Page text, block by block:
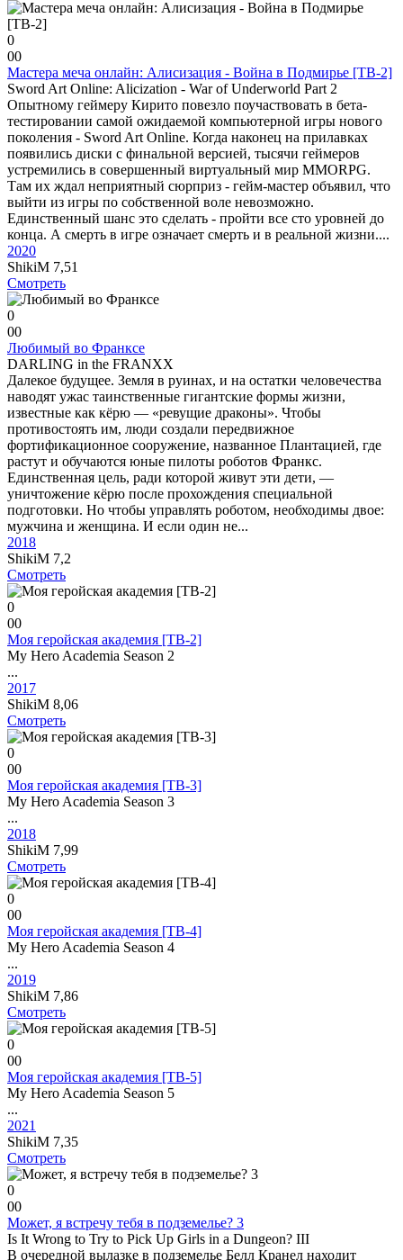
0
00
Мастера меча онлайн: Алисизация - Война в Подмирье [ТВ-2]
Sword Art Online: Alicization - War of Underworld Part 2
Опытному геймеру Кирито повезло поучаствовать в бета-
тестировании самой ожидаемой компьютерной игры нового
поколения - Sword Art Online. Когда наконец на прилавках
появились диски с финальной версией, тысячи геймеров
устремились в совершенный виртуальный мир MMORPG.
Там их ждал неприятный сюрприз - гейм-мастер объявил, что
выйти из игры по собственной воле невозможно.
Единственный шанс это сделать - пройти все сто уровней до
конца. А смерть в игре означает смерть и в реальной жизни....
2020
ShikiM 7,51
Смотреть
0
00
Любимый во Франксе
DARLING in the FRANXX
Далекое будущее. Земля в руинах, и на остатки человечества
наводят ужас таинственные гигантские формы жизни,
известные как кёрю — «ревущие драконы». Чтобы
противостоять им, люди создали передвижное
фортификационное сооружение, названное Плантацией, где
растут и обучаются юные пилоты роботов Франкс.
Единственная цель, ради которой живут эти дети, —
уничтожение кёрю после прохождения специальной
подготовки. Но чтобы управлять роботом, необходимы двое:
мужчина и женщина. И если один не...
2018
ShikiM 7,2
Смотреть
0
00
Моя геройская академия [ТВ-2]
My Hero Academia Season 2
...
2017
ShikiM 8,06
Смотреть
0
00
Моя геройская академия [ТВ-3]
My Hero Academia Season 3
...
2018
ShikiM 7,99
Смотреть
0
00
Моя геройская академия [ТВ-4]
My Hero Academia Season 4
...
2019
ShikiM 7,86
Смотреть
0
00
Моя геройская академия [ТВ-5]
My Hero Academia Season 5
...
2021
ShikiM 7,35
Смотреть
0
00
Может, я встречу тебя в подземелье? 3
Is It Wrong to Try to Pick Up Girls in a Dungeon? III
В очередной вылазке в подземелье Белл Кранел находит